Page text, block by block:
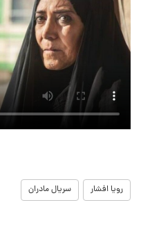
رویا افشار سریال مادران